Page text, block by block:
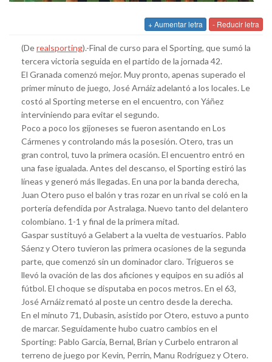
+ Aumentar letra - Reducir letra
(Derealsporting).-Final de curso para el Sporting, que sumó la
tercera victoria seguida en el partido de la jornada 42.
El Granada comenzó mejor. Muy pronto, apenas superado el
primer minuto de juego, José Arnáiz adelantó a los locales. Le
costó al Sporting meterse en el encuentro, con Yáñez
interviniendo para evitar el segundo.
Poco a poco los gijoneses se fueron asentando en Los
Cármenes y controlando más la posesión. Otero, tras un
gran control, tuvo la primera ocasión. El encuentro entró en
una fase igualada. Antes del descanso, el Sporting estiró las
líneas y generó más llegadas. En una por la banda derecha,
Juan Otero puso el balón y tras rozar en un rival se coló en la
portería defendida por Astralaga. Nuevo tanto del delantero
colombiano. 1-1 y final de la primera mitad.
Gaspar sustituyó a Gelabert a la vuelta de vestuarios. Pablo
Sáenz y Otero tuvieron las primera ocasiones de la segunda
parte, que comenzó sin un dominador claro. Trigueros se
llevó la ovación de las dos aficiones y equipos en su adiós al
fútbol. El choque se disputaba en pocos metros. En el 63,
José Arnáiz remató al poste un centro desde la derecha.
En el minuto 71, Dubasin, asistido por Otero, estuvo a punto
de marcar. Seguidamente hubo cuatro cambios en el
Sporting: Pablo García, Bernal, Brian y Curbelo entraron al
terreno de juego por Kevin, Perrin, Manu Rodríguez y Otero.